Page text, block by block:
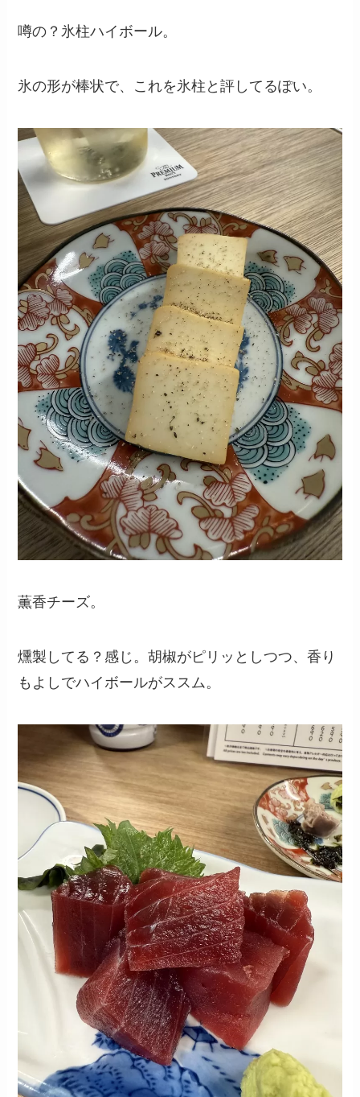
噂の？氷柱ハイボール。
氷の形が棒状で、これを氷柱と評してるぽい。
薫香チーズ。
燻製してる？感じ。胡椒がピリッとしつつ、香り
もよしでハイボールがススム。